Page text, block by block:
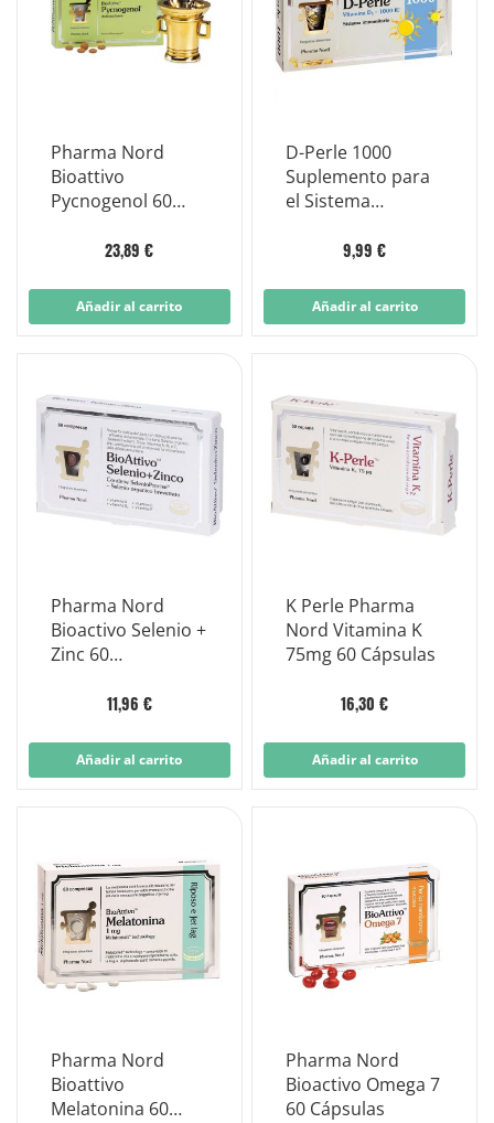
Pharma Nord
Bioattivo
Pycnogenol 60
23,89 €
Añadir al carrito
D-Perle 1000
Suplemento para
el Sistema
9,99 €
Añadir al carrito
Pharma Nord
Bioactivo Selenio +
Zinc 60
11,96 €
Añadir al carrito
K Perle Pharma
Nord Vitamina K
75mg 60 Cápsulas
16,30 €
Añadir al carrito
Pharma Nord
Bioattivo
Melatonina 60
Pharma Nord
Bioactivo Omega 7
60 Cápsulas